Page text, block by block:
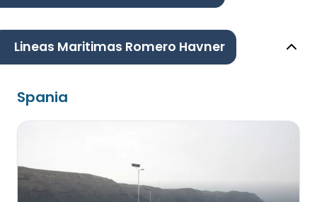
Lineas Maritimas Romero Havner
Spania